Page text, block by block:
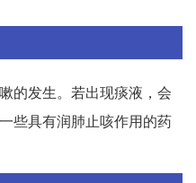
的发生。若出现痰液，会
些具有润肺止咳作用的药